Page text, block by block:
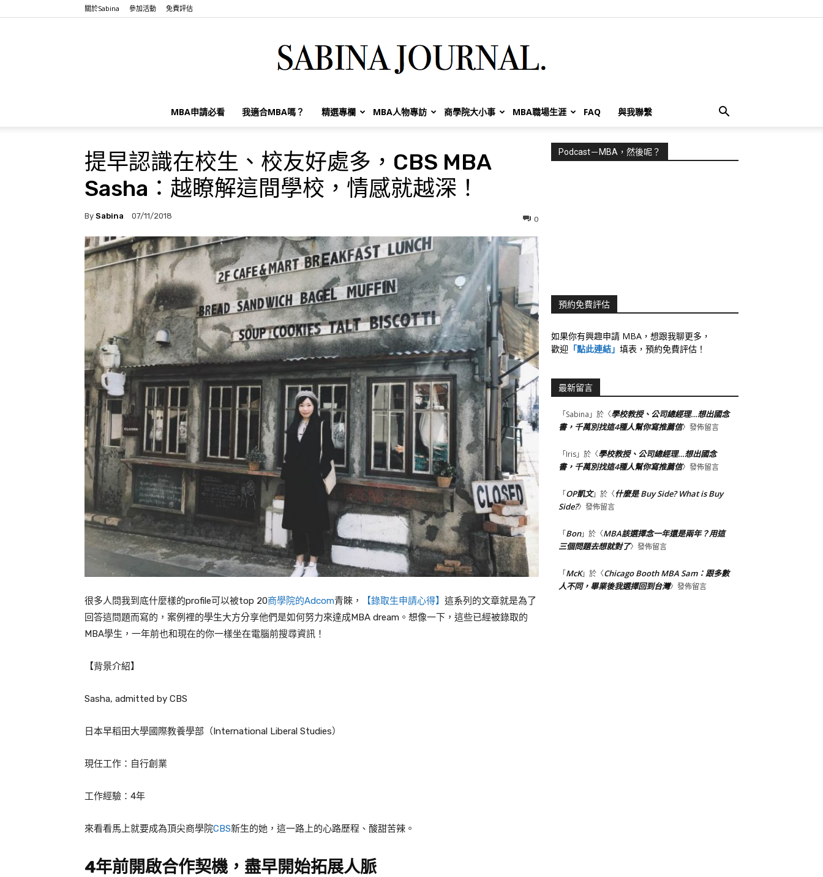
關於Sabina 參加活動 免費評估
Sabina
Huang
MBA申請必看 我適合MBA嗎？ 精選專欄 MBA人物專訪 商學院大小事 MBA職場生涯 FAQ 與我聯繫
提早認識在校生、校友好處多，CBS MBA
Sasha：越瞭解這間學校，情感就越深！
By Sabina 07/11/2018 0
很多人問我到底什麼樣的profile可以被top 20商學院的Adcom青睞， 【錄取生申請心得】 這系列的文章就是為了
回答這問題而寫的，案例裡的學生大方分享他們是如何努力來達成MBA dream 。想像一下，這些已經被錄取的
MBA學生，一年前也和現在的你一樣坐在電腦前搜尋資訊！
【背景介紹】
Sasha, admitted by CBS
日本早稻田大學國際教養學部（International Liberal Studies）
現任工作：自行創業
工作經驗： 4年
來看看馬上就要成為頂尖商學院CBS新生的她，這一路上的心路歷程、酸甜苦辣。
4年前開啟合作契機，盡早開始拓展人脈
Podcast－MBA，然後呢？
預約免費評估
如果你有興趣申請 MBA，想跟我聊更多，
歡迎 「點此連結」 填表，預約免費評估！
最新留言
「Sabina 」於〈學校教授、公司總經理…想出國念
書，千萬別找這4種人幫你寫推薦信〉發佈留言
「Iris」於〈學校教授、公司總經理…想出國念
書，千萬別找這4種人幫你寫推薦信〉發佈留言
「OP凱文」於〈什麼是 Buy Side? What is Buy
Side?〉發佈留言
「Bon」於〈MBA該選擇念一年還是兩年？用這
三個問題去想就對了〉發佈留言
「McK」於〈Chicago Booth MBA Sam：跟多數
人不同，畢業後我選擇回到台灣〉發佈留言